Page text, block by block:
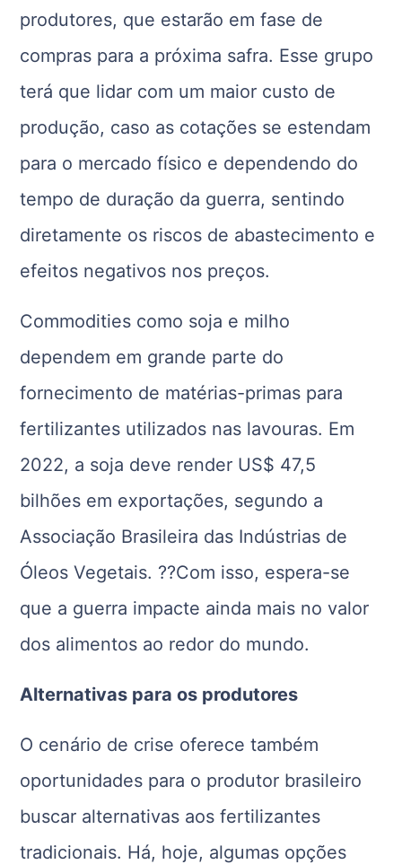
produtores, que estarão em fase de
compras para a próxima safra. Esse grupo
terá que lidar com um maior custo de
produção, caso as cotações se estendam
para o mercado físico e dependendo do
tempo de duração da guerra, sentindo
diretamente os riscos de abastecimento e
efeitos negativos nos preços.
Commodities como soja e milho
dependem em grande parte do
fornecimento de matérias-primas para
fertilizantes utilizados nas lavouras. Em
2022, a soja deve render US$ 47,5
bilhões em exportações, segundo a
Associação Brasileira das Indústrias de
Óleos Vegetais. ??Com isso, espera-se
que a guerra impacte ainda mais no valor
dos alimentos ao redor do mundo.
Alternativas para os produtores
O cenário de crise oferece também
oportunidades para o produtor brasileiro
buscar alternativas aos fertilizantes
tradicionais. Há, hoje, algumas opções